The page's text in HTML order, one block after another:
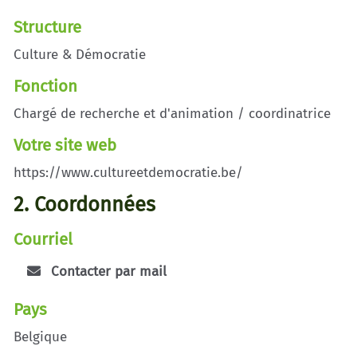
Structure
Culture & Démocratie
Fonction
Chargé de recherche et d'animation / coordinatrice
Votre site web
https://www.cultureetdemocratie.be/
2. Coordonnées
Courriel
Contacter par mail
Pays
Belgique